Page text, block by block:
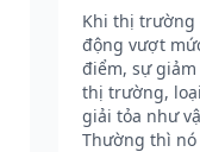
Khi thị trường
động vượt
điểm, sự
thị trường,
giải tỏa như
Thường thì